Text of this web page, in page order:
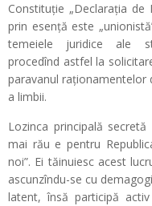
Constituție „Declarația de
prin esență este
temeiele juridice ale
procedînd astfel la
paravanul raționamentelor
a limbii.
Lozinca principală
mai rău e pentru
noi”. Ei tăinuiesc acest
ascunzîndu-se cu
latent, însă participă